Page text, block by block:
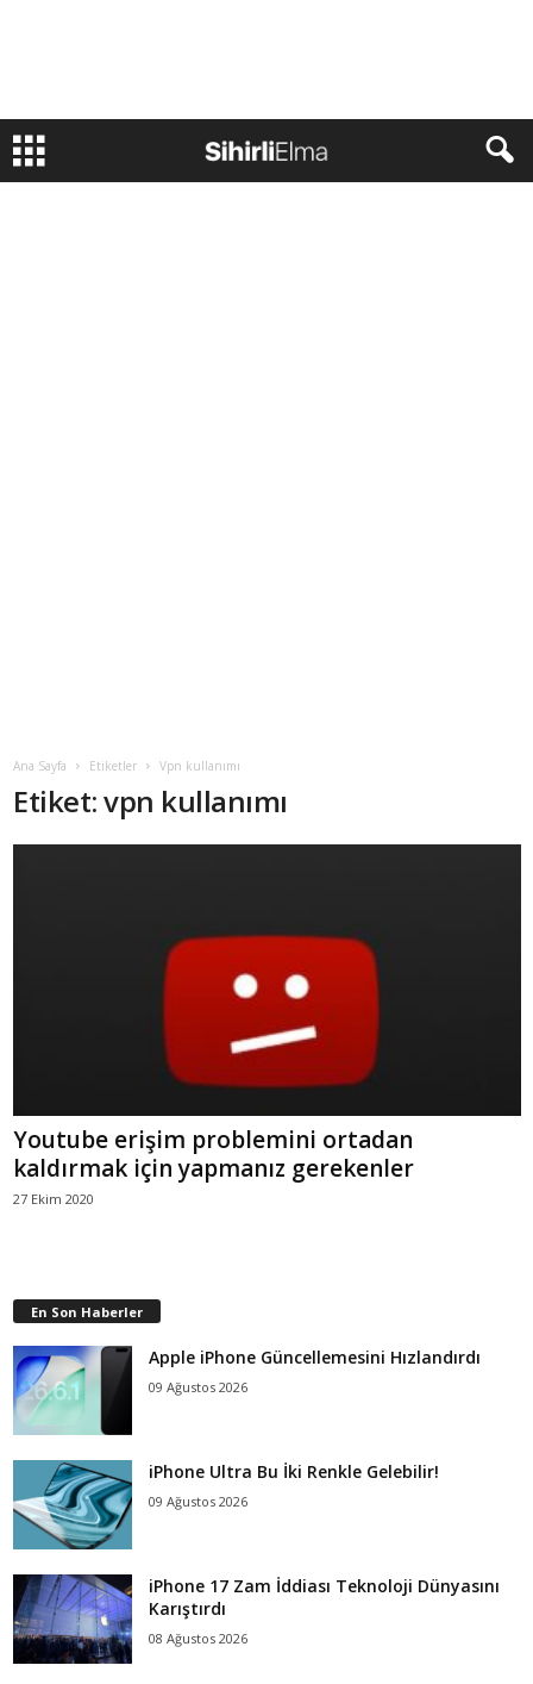
Ana Sayfa Etiketler Vpn kullanımı
Etiket: vpn kullanımı
Youtube erişim problemini ortadan
kaldırmak için yapmanız gerekenler
27 Ekim 2020
En Son Haberler
Apple iPhone Güncellemesini Hızlandırdı
09 Ağustos 2026
iPhone Ultra Bu İki Renkle Gelebilir!
09 Ağustos 2026
iPhone 17 Zam İddiası Teknoloji Dünyasını
Karıştırdı
08 Ağustos 2026